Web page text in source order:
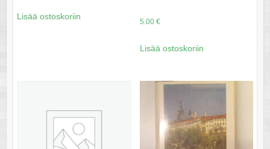
Lisää ostoskoriin
5.00 €
Lisää ostoskoriin